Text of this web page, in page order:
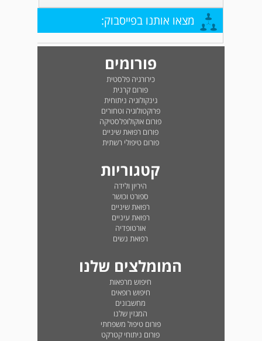
מצאו אותנו בפייסבוק:
פורומים
כירורגיה פלסטית
פורום קרנית
גינקולוגיה ניתוחית
פרוקטולוגיה וטחורים
פורום אוקולופלסטיקה
פורום רפואת שיניים
פורום טיפולי רשתית
קטגוריות
היריון ולידה
ספורט וכושר
רפואת שיניים
רפואת עיניים
אורטופדיה
רפואת נשים
המומלצים שלנו
חיפוש מרפאות
חיפוש רופאים
מחשבונים
המגזין שלנו
פורום טיפול משפחתי
פורום ניתוחי קטרקט